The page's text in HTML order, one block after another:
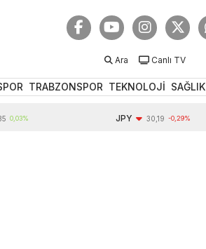
Ara Canlı TV
TRABZONSPOR TEKNOLOJİ SAĞLIK
30,19 -0,29%